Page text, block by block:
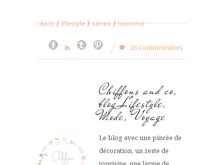
deco / lifestyle / séries / tourisme
26 Commentaires
Chiffons and co,
blog Lifestyle,
Mode, Voyage
Le blog avec une pincée de
décoration, un zeste de